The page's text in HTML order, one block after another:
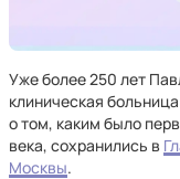
Уже более 250 лет
клиническая
о том, каким было
века, сохранились в
Москвы.